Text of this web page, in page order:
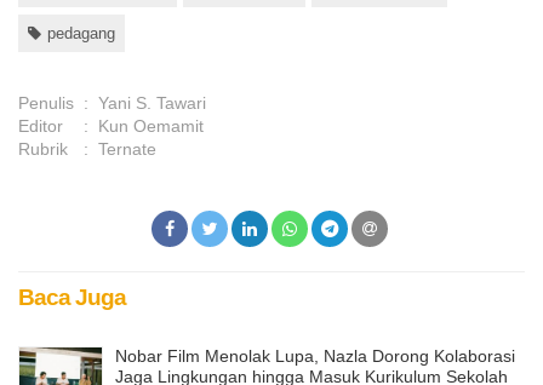
pedagang
Penulis : Yani S. Tawari
Editor
:
Kun Oemamit
Rubrik
: Ternate
Baca Juga
Nobar Film Menolak Lupa, Nazla Dorong Kolaborasi
Jaga Lingkungan hingga Masuk Kurikulum Sekolah